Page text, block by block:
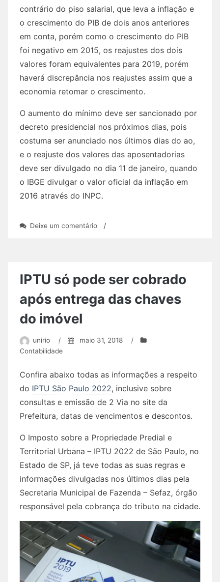
contrário do piso salarial, que leva a inflação e
o crescimento do PIB de dois anos anteriores
em conta, porém como o crescimento do PIB
foi negativo em 2015, os reajustes dos dois
valores foram equivalentes para 2019, porém
haverá discrepância nos reajustes assim que a
economia retomar o crescimento.
O aumento do mínimo deve ser sancionado por
decreto presidencial nos próximos dias, pois
costuma ser anunciado nos últimos dias do ao,
e o reajuste dos valores das aposentadorias
deve ser divulgado no dia 11 de janeiro, quando
o IBGE divulgar o valor oficial da inflação em
2016 através do INPC.
Deixe um comentárioem
aos
Trabalhadores
/
IPTU só pode ser cobrado
após entrega das chaves
do imóvel
unirio / maio 31, 2018
/
Contabilidade
Confira abaixo todas as informações a respeito
do IPTU São Paulo 2022, inclusive sobre
consultas e emissão de 2 Via no site da
Prefeitura, datas de vencimentos e descontos.
O Imposto sobre a Propriedade Predial e
Territorial Urbana – IPTU 2022 de São Paulo, no
Estado de SP, já teve todas as suas regras e
informações divulgadas nos últimos dias pela
Secretaria Municipal de Fazenda – Sefaz, órgão
responsável pela cobrança do tributo na cidade.